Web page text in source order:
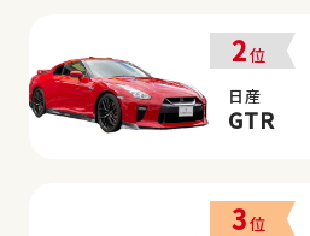
2位
日産
GTR
3位